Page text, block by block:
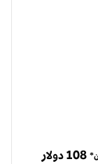
108 دولار